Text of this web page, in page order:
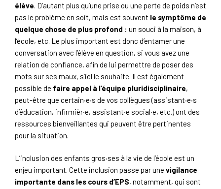
élève . D’autant plus qu’une prise ou une perte de poids n’est
pas le problème en soit, mais est souvent le symptôme de
quelque chose de plus profond : un souci à la maison, à
l’école, etc. Le plus important est donc d’entamer une
conversation avec l’élève en question, si vous avez une
relation de confiance, afin de lui permettre de poser des
mots sur ses maux, s’iel le souhaite. Il est également
possible de faire appel à l’équipe pluridisciplinaire,
peut-être que certain·e·s de vos collègues (assistant·e·s
d’éducation, infirmièr·e, assistant·e social·e, etc.) ont des
ressources bienveillantes qui peuvent être pertinentes
pour la situation.
L’inclusion des enfants gros·ses à la vie de l’école est un
enjeu important. Cette inclusion passe par une vigilance
importante dans les cours d’EPS, notamment, qui sont